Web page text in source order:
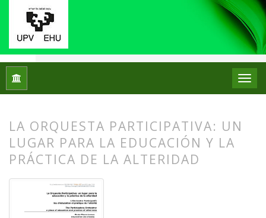
Inicio
LA ORQUESTA PARTICIPATIVA: UN
LUGAR PARA LA EDUCACIÓN Y LA
PRÁCTICA DE LA ALTERIDAD